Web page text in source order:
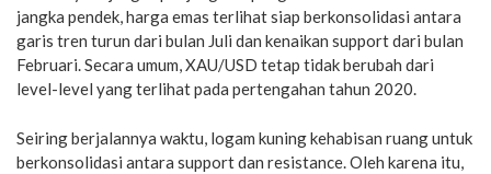
jangka pendek, harga emas terlihat siap berkonsolidasi antara
garis tren turun dari bulan Juli dan kenaikan support dari bulan
Februari. Secara umum, XAU/USD tetap tidak berubah dari
level-level yang terlihat pada pertengahan tahun 2020.
Seiring berjalannya waktu, logam kuning kehabisan ruang untuk
berkonsolidasi antara support dan resistance. Oleh karena itu,